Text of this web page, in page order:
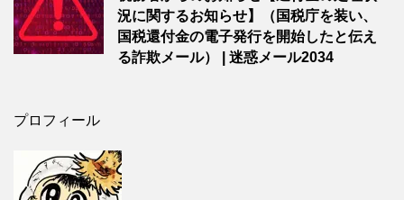
況に関するお知らせ】（国税庁を装い、
国税還付金の電子発行を開始したと伝え
る詐欺メール） | 迷惑メール2034
プロフィール